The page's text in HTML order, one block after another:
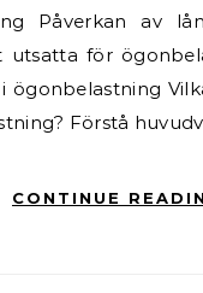
Påverkan av
utsatta för
ögonbelastning
Förstå
CONTINUE